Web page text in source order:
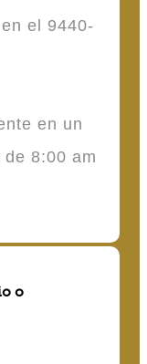
el 9440-
en un
8:00 am
o